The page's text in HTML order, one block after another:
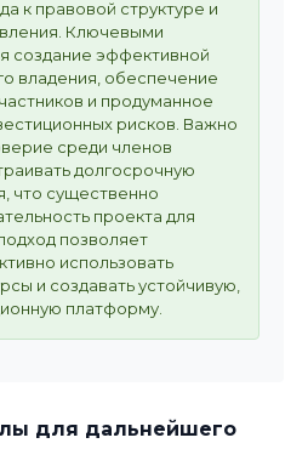
к правовой структуре и
Ключевыми
создание эффективной
владения, обеспечение
и продуманное
рисков. Важно
среди членов
долгосрочную
что существенно
проекта для
позволяет
использовать
и создавать устойчивую,
платформу.
для дальнейшего